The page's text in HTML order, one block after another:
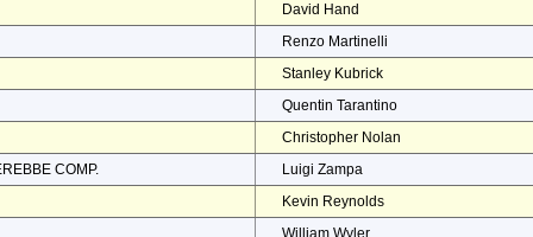
David Hand
Renzo Martinelli
Stanley Kubrick
Quentin Tarantino
Christopher Nolan
COMP.
Luigi Zampa
Kevin Reynolds
William Wyler